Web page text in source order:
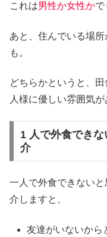
これは男性か女性かで
あと、住んでいる場所
も。
どちらかというと、
人様に優しい雰囲気
1 人で外食でき
介
一人で外食できない
介しますと、
友達がいないから